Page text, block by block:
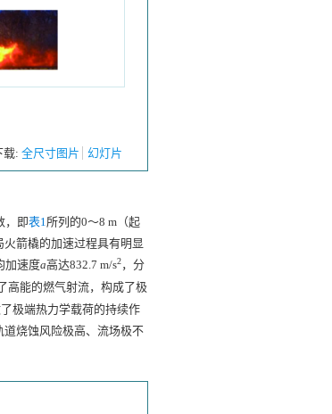
载: 全尺寸图片 幻灯片
，即表1所列的0～8 m（起
箭橇的加速过程具有明显
加速度a高达832.7 m/s2，分
高能的燃气射流，构成了极
极端热力学载荷的持续作
烧蚀风险极高、流场极不